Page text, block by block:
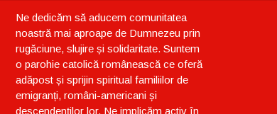
Ne dedicăm să aducem comunitatea
noastră mai aproape de Dumnezeu prin
rugăciune, slujire și solidaritate. Suntem
o parohie catolică românească ce oferă
adăpost și sprijin spiritual familiilor de
emigranți, români-americani și
descendenților lor. Ne implicăm activ în